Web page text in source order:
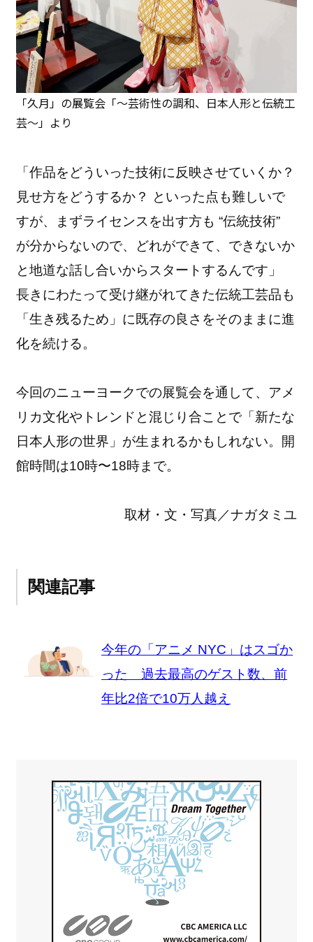
「久月」の展覧会「～芸術性の調和、日本人形と伝統工
芸～」より
「作品をどういった技術に反映させていくか？
見せ方をどうするか？ といった点も難しいで
すが、まずライセンスを出す方も “伝統技術”
が分からないので、どれができて、できないか
と地道な話し合いからスタートするんです」
長きにわたって受け継がれてきた伝統工芸品も
「生き残るため」に既存の良さをそのままに進
化を続ける。
今回のニューヨークでの展覧会を通して、アメ
リカ文化やトレンドと混じり合ことで「新たな
日本人形の世界」が生まれるかもしれない。開
館時間は10時〜18時まで。
取材・文・写真／ナガタミユ
関連記事
今年の「アニメ NYC」はスゴか
った 過去最高のゲスト数、前
年比2倍で10万人越え